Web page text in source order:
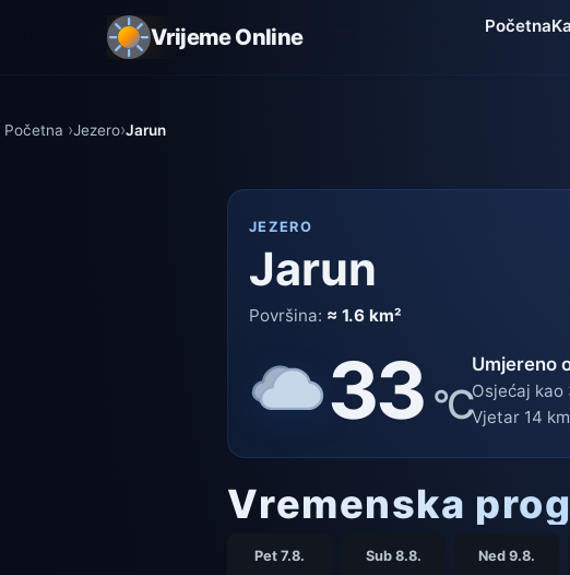
Vrijeme Online Početna
Početna Jezero Jarun
JEZERO
Jarun
Površina: ≈ 1.6 km²
33 °C
Umjereno
Osjećaj kao
Vjetar 14
Vremenska
Pet 7.8. Sub 8.8. Ned 9.8.